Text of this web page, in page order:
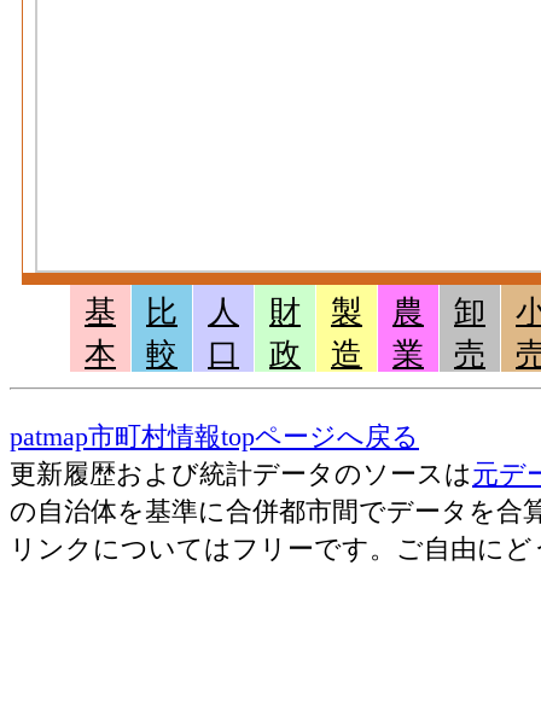
基
本
比
較
人
口
財
政
製
造
農
業
卸
売
patmap市町村情報topページへ戻る
更新履歴および統計データのソースは元デ
の自治体を基準に合併都市間でデータを合
リンクについてはフリーです。ご自由にど